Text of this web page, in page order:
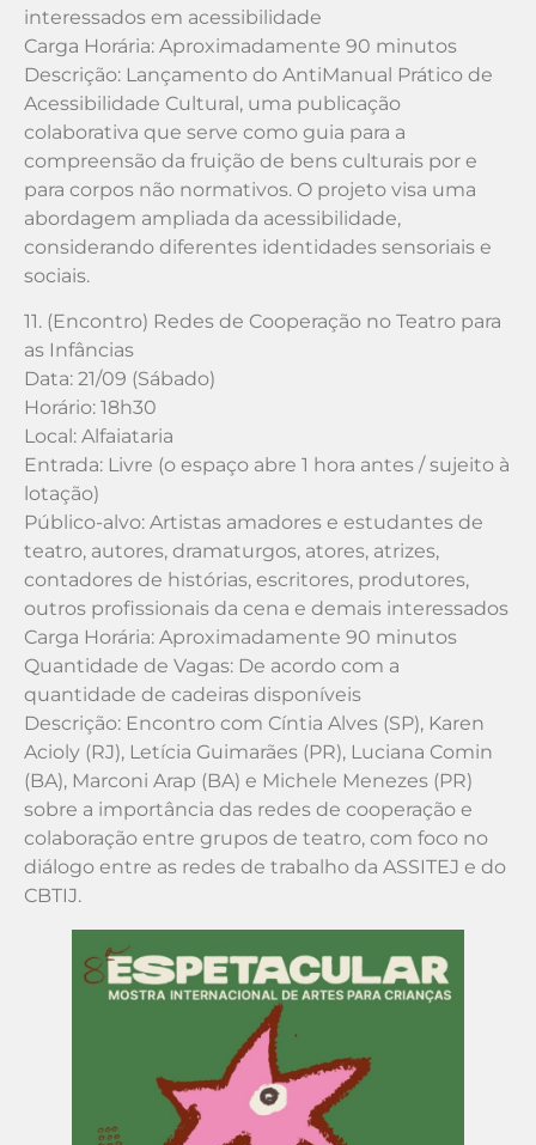
interessados em acessibilidade
Carga Horária: Aproximadamente 90 minutos
Descrição: Lançamento do AntiManual Prático de
Acessibilidade Cultural, uma publicação
colaborativa que serve como guia para a
compreensão da fruição de bens culturais por e
para corpos não normativos. O projeto visa uma
abordagem ampliada da acessibilidade,
considerando diferentes identidades sensoriais e
sociais.
11. (Encontro) Redes de Cooperação no Teatro para
as Infâncias
Data: 21/09 (Sábado)
Horário: 18h30
Local: Alfaiataria
Entrada: Livre (o espaço abre 1 hora antes / sujeito à
lotação)
Público-alvo: Artistas amadores e estudantes de
teatro, autores, dramaturgos, atores, atrizes,
contadores de histórias, escritores, produtores,
outros profissionais da cena e demais interessados
Carga Horária: Aproximadamente 90 minutos
Quantidade de Vagas: De acordo com a
quantidade de cadeiras disponíveis
Descrição: Encontro com Cíntia Alves (SP), Karen
Acioly (RJ), Letícia Guimarães (PR), Luciana Comin
(BA), Marconi Arap (BA) e Michele Menezes (PR)
sobre a importância das redes de cooperação e
colaboração entre grupos de teatro, com foco no
diálogo entre as redes de trabalho da ASSITEJ e do
CBTIJ.